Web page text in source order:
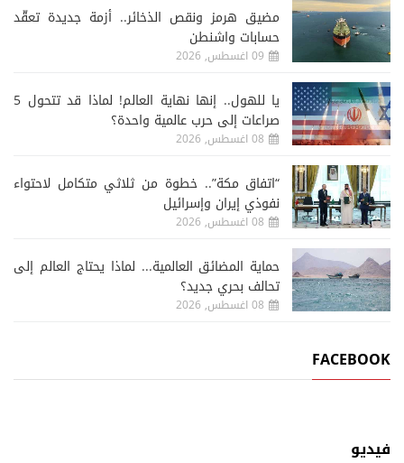
مضيق هرمز ونقص الذخائر.. أزمة جديدة تعقّد
حسابات واشنطن
09 اغسطس, 2026
يا للهول.. إنها نهاية العالم! لماذا قد تتحول 5
صراعات إلى حرب عالمية واحدة؟
08 اغسطس, 2026
“اتفاق مكة”.. خطوة من ثلاثي متكامل لاحتواء
نفوذي إيران وإسرائيل
08 اغسطس, 2026
حماية المضائق العالمية... لماذا يحتاج العالم إلى
تحالف بحري جديد؟
08 اغسطس, 2026
FACEBOOK
فيديو